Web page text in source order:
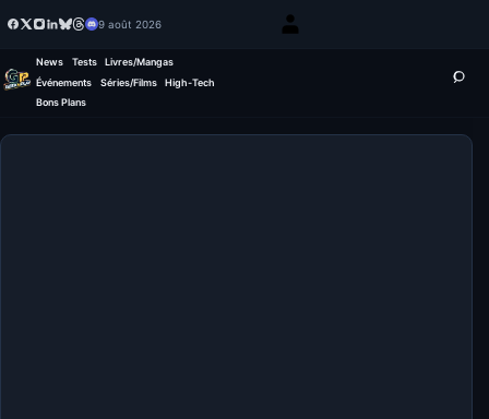
9 août 2026
News Tests
Livres/Mangas
Événements
Séries/Films
High-Tech
Bons Plans